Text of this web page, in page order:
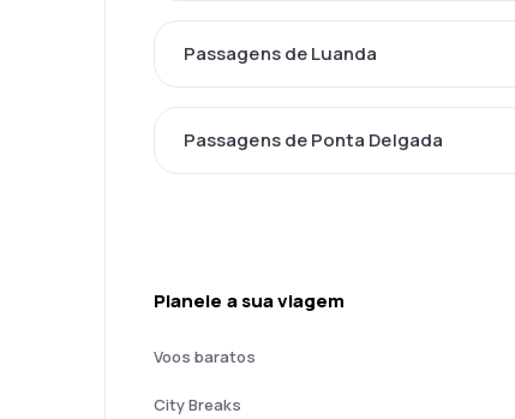
Passagens de Luanda
Passagens de Ponta Delgada
Planeie a sua viagem
Voos baratos
City Breaks